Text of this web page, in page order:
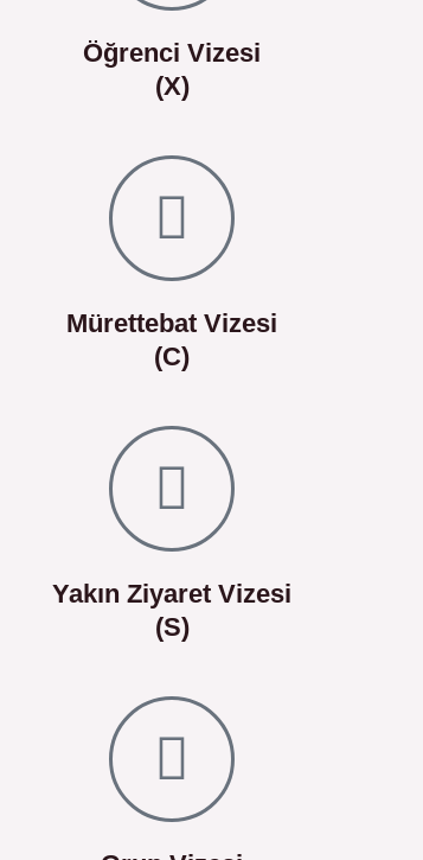
Öğrenci Vizesi
(X)
Mürettebat Vizesi
(C)
Yakın Ziyaret Vizesi
(S)